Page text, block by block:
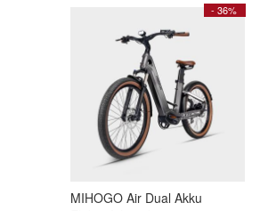
- 36%
MIHOGO Air Dual Akku